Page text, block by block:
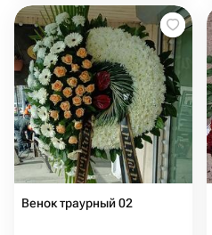
Венок траурный 02